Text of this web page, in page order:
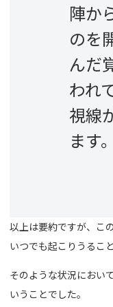
陣か
のを
んだ
われ
視線
ます
以上は要約ですが、こ
いつでも起こりうるこ
そのような状況におい
いうことでした。